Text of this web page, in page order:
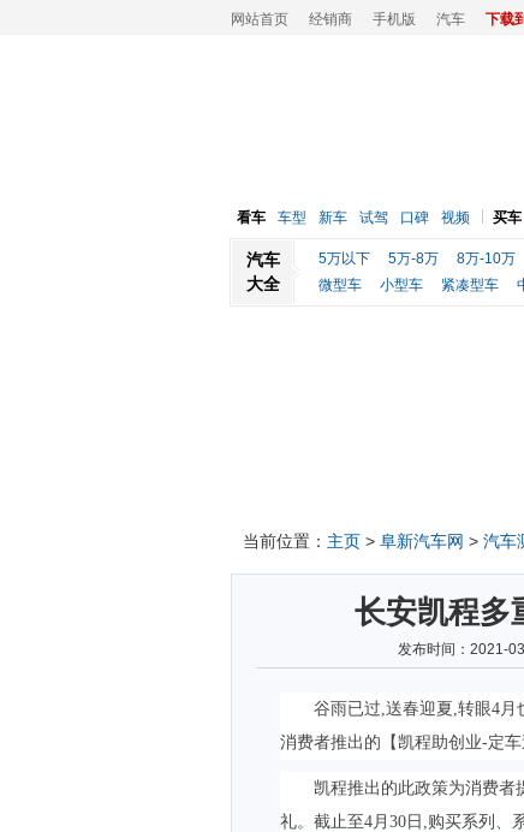
网站首页 经销商 手机版 汽车 下载
看车 车型 新车 试驾 口碑 视频 买车
汽车
大全
5万以下 5万-8万 8万-10万
微型车
小型车 紧凑型车
当前位置： 主页 > 阜新汽车网 > 汽车
长安凯程多
发布时间：2021-
谷雨已过,送春迎夏,转眼4
消费者推出的【凯程助创业-定
凯程推出的此政策为消费者
礼。截止至4月30日,购买系列、